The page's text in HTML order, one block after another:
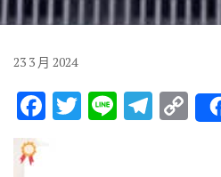
23 3 月 2024
F T Li T C
o